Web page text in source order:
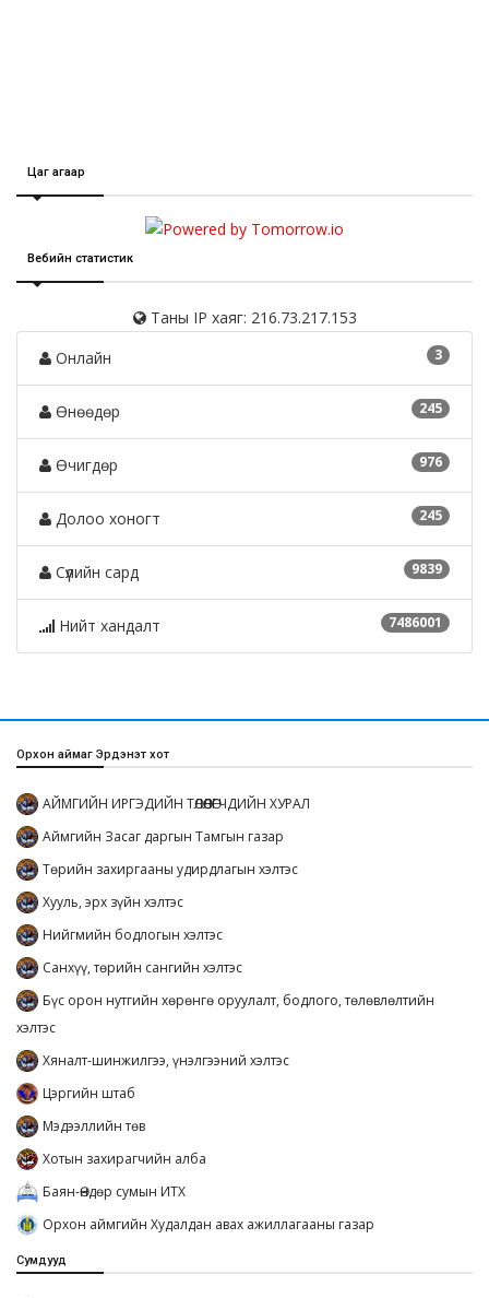
Цаг агаар
Вебийн статистик
Таны IP хаяг: 216.73.217.153
3
Онлайн
245
Өнөөдөр
976
Өчигдөр
245
Долоо хоногт
9839
Сүүлийн сард
7486001
Нийт хандалт
Орхон аймаг Эрдэнэт хот
АЙМГИЙН ИРГЭДИЙН ТӨЛӨӨЛӨГЧДИЙН ХУРАЛ
Аймгийн Засаг даргын Тамгын газар
Төрийн захиргааны удирдлагын хэлтэс
Хууль, эрх зүйн хэлтэс
Нийгмийн бодлогын хэлтэс
Санхүү, төрийн сангийн хэлтэс
Бүс орон нутгийн хөрөнгө оруулалт, бодлого, төлөвлөлтийн
хэлтэс
Хяналт-шинжилгээ, үнэлгээний хэлтэс
Цэргийн штаб
Мэдээллийн төв
Хотын захирагчийн алба
Баян-Өндөр сумын ИТХ
Орхон аймгийн Худалдан авах ажиллагааны газар
Сумдууд